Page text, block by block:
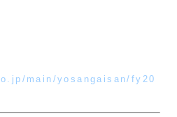
main/yosangaisan/fy20